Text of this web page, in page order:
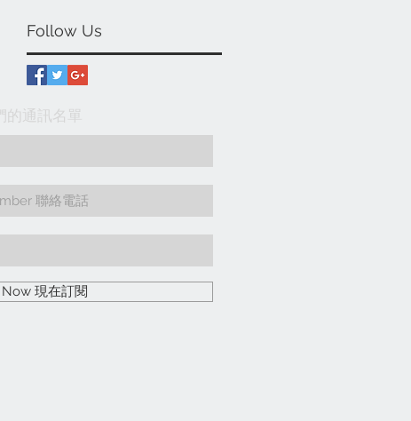
Follow Us
的通訊名單
現在訂閱